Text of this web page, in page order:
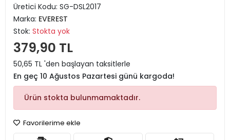
Üretici Kodu: SG-DSL2017
Marka: EVEREST
Stok: Stokta yok
379,90 TL
50,65 TL 'den başlayan taksitlerle
En geç 10 Ağustos Pazartesi günü kargoda!
Ürün stokta bulunmamaktadır.
Favorilerime ekle